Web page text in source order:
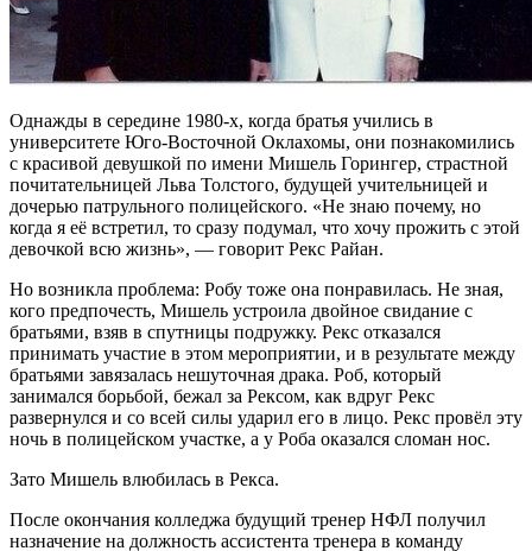
Однажды в середине 1980-х, когда братья учились в
университете Юго-Восточной Оклахомы, они познакомились
с красивой девушкой по имени Мишель Горингер, страстной
почитательницей Льва Толстого, будущей учительницей и
дочерью патрульного полицейского. «Не знаю почему, но
когда я её встретил, то сразу подумал, что хочу прожить с этой
девочкой всю жизнь», — говорит Рекс Райан.
Но возникла проблема: Робу тоже она понравилась. Не зная,
кого предпочесть, Мишель устроила двойное свидание с
братьями, взяв в спутницы подружку. Рекс отказался
принимать участие в этом мероприятии, и в результате между
братьями завязалась нешуточная драка. Роб, который
занимался борьбой, бежал за Рексом, как вдруг Рекс
развернулся и со всей силы ударил его в лицо. Рекс провёл эту
ночь в полицейском участке, а у Роба оказался сломан нос.
Зато Мишель влюбилась в Рекса.
После окончания колледжа будущий тренер НФЛ получил
назначение на должность ассистента тренера в команду